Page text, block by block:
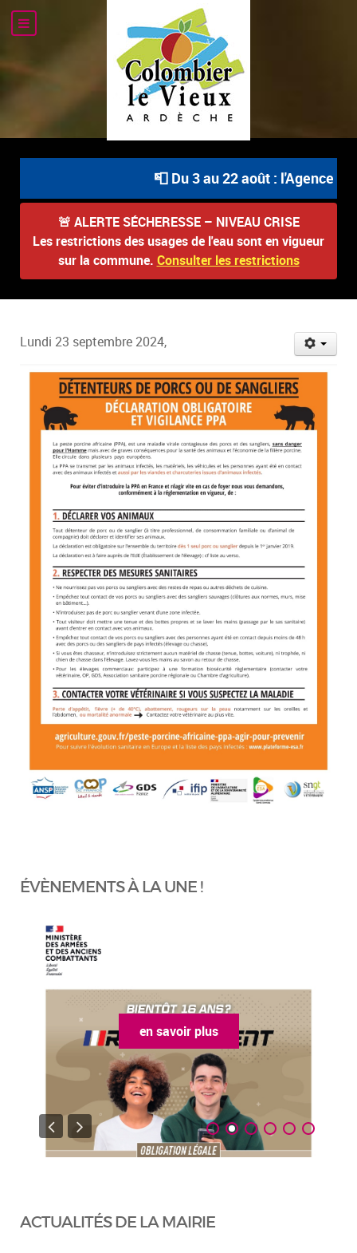
📮 Du 3 au 22 août : l'Agence
🚨 ALERTE SÉCHERESSE – NIVEAU CRISE
Les restrictions des usages de l'eau sont en vigueur
sur la commune. Consulter les restrictions
Lundi 23 septembre 2024,
ÉVÈNEMENTS À LA UNE !
en savoir plus
ACTUALITÉS DE LA MAIRIE